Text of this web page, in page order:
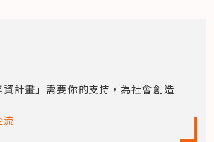
資計畫」需要你的支持，為社會創造